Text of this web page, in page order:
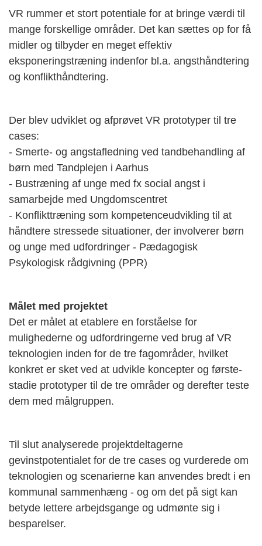
VR rummer et stort potentiale for at bringe værdi til
mange forskellige områder. Det kan sættes op for få
midler og tilbyder en meget effektiv
eksponeringstræning indenfor bl.a. angsthåndtering
og konflikthåndtering.
Der blev udviklet og afprøvet VR prototyper til tre
cases:
- Smerte- og angstafledning ved tandbehandling af
børn med Tandplejen i Aarhus
- Bustræning af unge med fx social angst i
samarbejde med Ungdomscentret
- Konflikttræning som kompetenceudvikling til at
håndtere stressede situationer, der involverer børn
og unge med udfordringer - Pædagogisk
Psykologisk rådgivning (PPR)
Målet med projektet
Det er målet at etablere en forståelse for
mulighederne og udfordringerne ved brug af VR
teknologien inden for de tre fagområder, hvilket
konkret er sket ved at udvikle koncepter og første-
stadie prototyper til de tre områder og derefter teste
dem med målgruppen.
Til slut analyserede projektdeltagerne
gevinstpotentialet for de tre cases og vurderede om
teknologien og scenarierne kan anvendes bredt i en
kommunal sammenhæng - og om det på sigt kan
betyde lettere arbejdsgange og udmønte sig i
besparelser.